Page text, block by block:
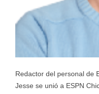
Redactor del personal de
Jesse se unió a ESPN